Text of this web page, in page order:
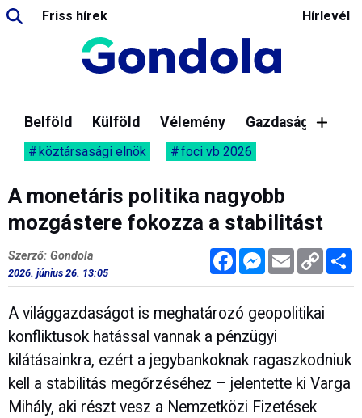
Friss hírek Hírlevél
Belföld Külföld Vélemény Gazdaság
köztársasági elnök foci vb 2026
A monetáris politika nagyobb
mozgástere fokozza a stabilitást
FacebookMessenger
Email Copy
Link
Szerző: Gondola
2026. június 26. 13:05
A világgazdaságot is meghatározó geopolitikai
konfliktusok hatással vannak a pénzügyi
kilátásainkra, ezért a jegybankoknak ragaszkodniuk
kell a stabilitás megőrzéséhez – jelentette ki Varga
Mihály, aki részt vesz a Nemzetközi Fizetések